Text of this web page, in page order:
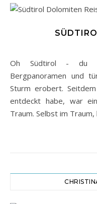
Oh Südtirol - du mit deinen atemberaubenden
Bergpanoramen und
Sturm erobert.
entdeckt habe, war
Traum. Selbst im